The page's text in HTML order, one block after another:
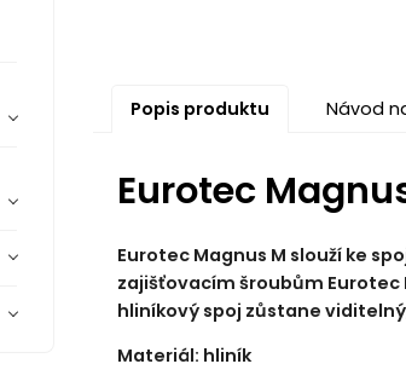
Popis produktu Návod
Eurotec
Eurotec Magnus M slouží ke
zajišťovacím šroubům Eurotec
hliníkový spoj zůstane
Materiál: hliník